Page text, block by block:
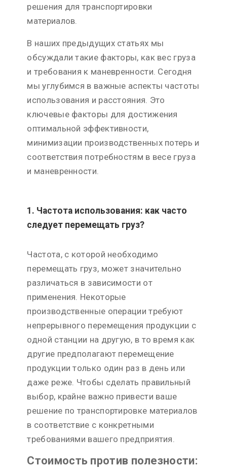
решения для транспортировки
материалов.
В наших предыдущих статьях мы
обсуждали такие факторы, как вес груза
и требования к маневренности. Сегодня
мы углубимся в важные аспекты частоты
использования и расстояния. Это
ключевые факторы для достижения
оптимальной эффективности,
минимизации производственных потерь и
соответствия потребностям в весе груза
и маневренности.
1. Частота использования: как часто
следует перемещать груз?
Частота, с которой необходимо
перемещать груз, может значительно
различаться в зависимости от
применения. Некоторые
производственные операции требуют
непрерывного перемещения продукции с
одной станции на другую, в то время как
другие предполагают перемещение
продукции только один раз в день или
даже реже. Чтобы сделать правильный
выбор, крайне важно привести ваше
решение по транспортировке материалов
в соответствие с конкретными
требованиями вашего предприятия.
Стоимость против полезности: